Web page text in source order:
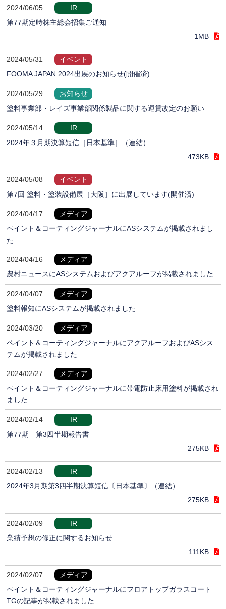
2024/06/05
IR
第77期定時株主総会招集ご通知
1MB
2024/05/31
イベント
FOOMA JAPAN 2024出展のお知らせ(開催済)
2024/05/29
お知らせ
塗料事業部・レイズ事業部関係製品に関する運賃改定のお願い
2024/05/14
IR
2024年３月期決算短信［日本基準］（連結）
473KB
2024/05/08
イベント
第7回 塗料・塗装設備展［大阪］に出展しています(開催済)
2024/04/17
メディア
ペイント＆コーティングジャーナルにASシステムが掲載されまし
た
2024/04/16
メディア
農村ニュースにASシステムおよびアクアルーフが掲載されました
2024/04/07
メディア
塗料報知にASシステムが掲載されました
2024/03/20
メディア
ペイント＆コーティングジャーナルにアクアルーフおよびASシス
テムが掲載されました
2024/02/27
メディア
ペイント＆コーティングジャーナルに帯電防止床用塗料が掲載され
ました
2024/02/14
IR
第77期 第3四半期報告書
275KB
2024/02/13
IR
2024年3月期第3四半期決算短信〔日本基準〕（連結）
275KB
2024/02/09
IR
業績予想の修正に関するお知らせ
111KB
2024/02/07
メディア
ペイント＆コーティングジャーナルにフロアトップガラスコート
TGの記事が掲載されました